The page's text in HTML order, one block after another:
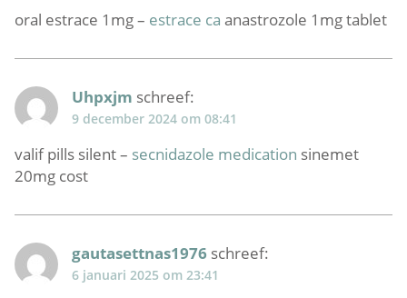
oral estrace 1mg – estrace ca anastrozole 1mg tablet
Uhpxjm schreef:
9 december 2024 om 08:41
valif pills silent – secnidazole medication sinemet
20mg cost
gautasettnas1976 schreef:
6 januari 2025 om 23:41